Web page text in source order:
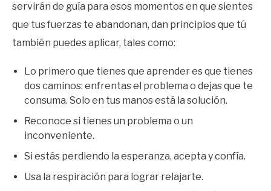
servirán de guía para esos momentos en que sientes
que tus fuerzas te abandonan, dan principios que tú
también puedes aplicar, tales como:
Lo primero que tienes que aprender es que tienes
dos caminos: enfrentas el problema o dejas que te
consuma. Solo en tus manos está la solución.
Reconoce si tienes un problema o un
inconveniente.
Si estás perdiendo la esperanza, acepta y confía.
Usa la respiración para lograr relajarte.